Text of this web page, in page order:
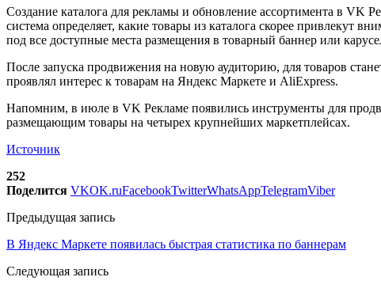
Создание каталога для рекламы и обновление ассортимента в
система определяет, какие товары из каталога скорее привлекут
под все доступные места размещения в товарный баннер или
После запуска продвижения на новую аудиторию, для товаров
проявлял интерес к товарам на Яндекс Маркете и AliExpress.
Напомним, в июле в VK Рекламе появились инструменты для
размещающим товары на четырех крупнейших маркетплейсах.
Источник
252
Поделится VKOK.ruFacebookTwitterWhatsAppTelegramViber
Предыдущая запись
В Яндекс Маркете появилась быстрая статистика по баннерам
Следующая запись